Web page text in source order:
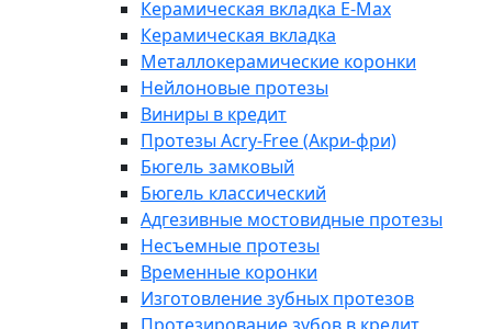
Керамическая вкладка E-Max
Керамическая вкладка
Металлокерамические коронки
Нейлоновые протезы
Виниры в кредит
Протезы Acry-Free (Акри-фри)
Бюгель замковый
Бюгель классический
Адгезивные мостовидные протезы
Несъемные протезы
Временные коронки
Изготовление зубных протезов